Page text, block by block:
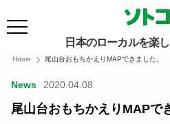
日本のローカルを楽
Home 尾山台おもちかえりMAPできました。
News 2020.04.08
尾山台おもちかえりMAPで